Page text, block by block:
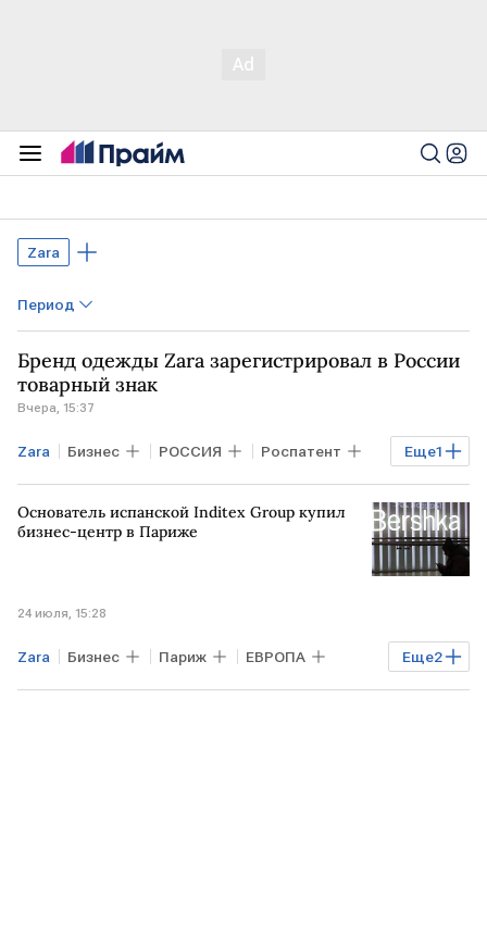
Zara
Период
Бренд одежды Zara зарегистрировал в России
товарный знак
Вчера, 15:37
Еще1
Zara Бизнес РОССИЯ Роспатент
Bershka
Основатель испанской Inditex Group купил
бизнес-центр в Париже
24 июля, 15:28
Еще2
Zara Бизнес Париж ЕВРОПА
Bershka Stradivarius